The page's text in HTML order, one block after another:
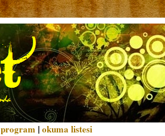
program |okuma listesi